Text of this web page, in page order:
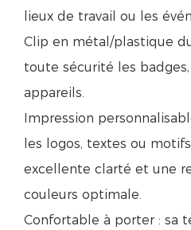
lieux de travail ou les
Clip en métal/plastique
toute sécurité les
appareils.
Impression
les logos, textes ou
excellente clarté et une
couleurs optimale.
Confortable à porter : sa